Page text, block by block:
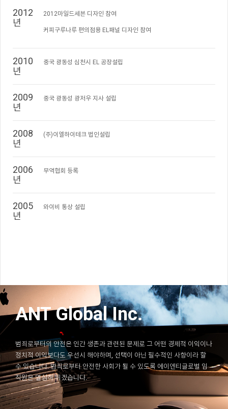
2012
년
2012마일드세븐 디자인 참여
커피구루나루 편의점용 EL패널 디자인 참여
2010
년
중국 광동성 심천시 EL 공장설립
2009
년
중국 광동성 광저우 지사 설립
2008
년
(주)이엘하이테크 법인설립
2006
년
무역협회 등록
2005
년
와이비 통상 설립
ANT Global Inc.
범죄로부터의 안전은 인간 생존과 관련된 문제로 그 어떤 경제적 이익이나
정치적 이익보다도 우선시 해야하며, 선택이 아닌 필수적인 사항이라 할
수 있습니다. 범죄로부터 안전한 사회가 될 수 있도록 에이엔티글로벌 임
직원은 열심히 뛰겠습니다.